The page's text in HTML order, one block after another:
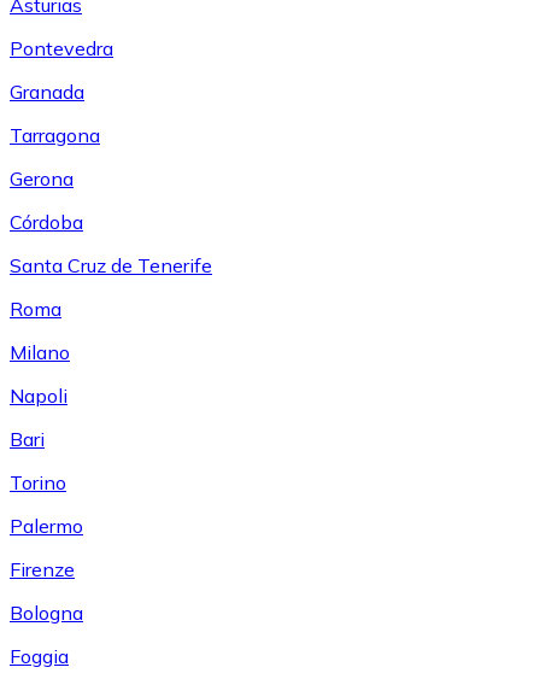
Asturias
Pontevedra
Granada
Tarragona
Gerona
Córdoba
Santa Cruz de Tenerife
Roma
Milano
Napoli
Bari
Torino
Palermo
Firenze
Bologna
Foggia